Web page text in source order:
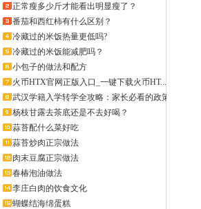
正常瘦多少斤才能看出明显瘦了？
番茄和西红柿有什么区别？
冷藏过的米饭热量更低吗?
冷藏过的米饭能减肥吗？
小包子的做法和配方
火币HTX官网正版入口_一键下载火币HT...
武汉学籍入学转学全攻略：家长必看的政策
解...
杨枝甘露去茶底还是不去好喝？
蒜苔配什么菜好吃
蒜苔炒肉正宗做法
肉末豆腐正宗做法
春椿泡油做法
李庄白肉的饮食文化
蝴蝶结海绵蛋糕